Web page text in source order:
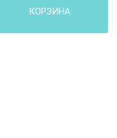
КОРЗИНА